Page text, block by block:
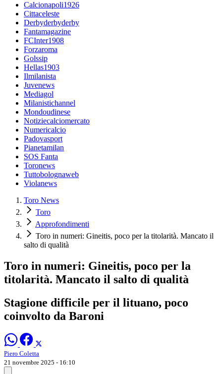
Calcionapoli1926
Cittaceleste
Derbyderbyderby
Fantamagazine
FCInter1908
Forzaroma
Golssip
Hellas1903
Ilmilanista
Juvenews
Mediagol
Milanistichannel
Mondoudinese
Notiziecalciomercato
Numericalcio
Padovasport
Pianetamilan
SOS Fanta
Toronews
Tuttobolognaweb
Violanews
Toro News
Toro
Approfondimenti
Toro in numeri: Gineitis, poco per la titolarità. Mancato il
salto di qualità
Toro in numeri: Gineitis, poco per la
titolarità. Mancato il salto di qualità
Stagione difficile per il lituano, poco
coinvolto da Baroni
Piero Coletta
21 novembre 2025 - 16:10